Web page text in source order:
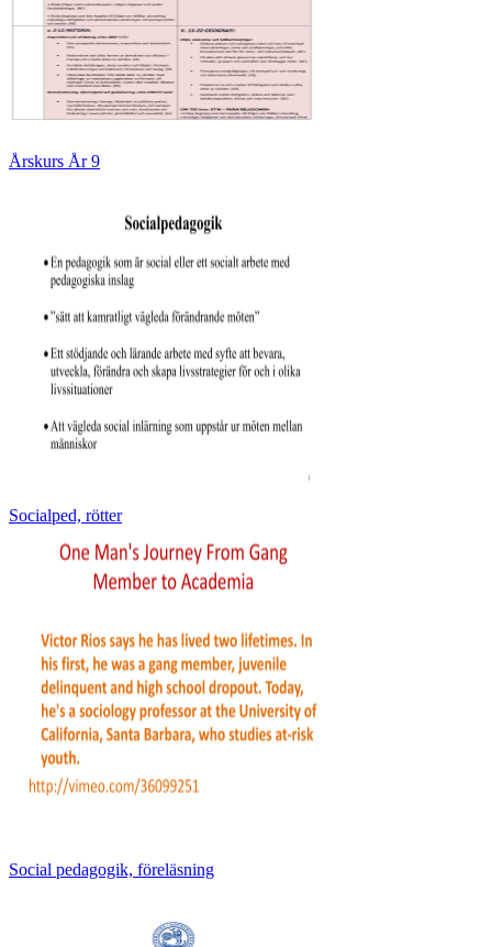
Årskurs År 9
Socialped, rötter
Social pedagogik, föreläsning